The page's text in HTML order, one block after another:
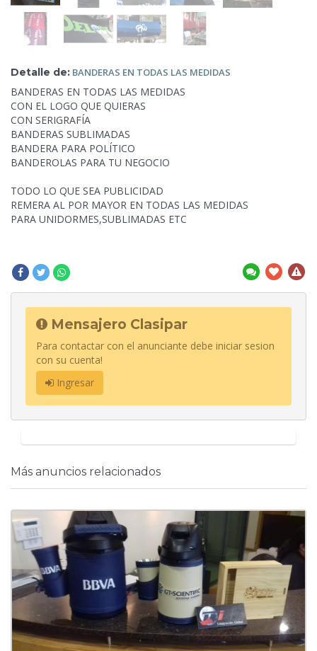
Detalle de: BANDERAS EN TODAS LAS MEDIDAS
BANDERAS EN TODAS LAS MEDIDAS
CON EL LOGO QUE QUIERAS
CON SERIGRAFÍA
BANDERAS SUBLIMADAS
BANDERA PARA POLÍTICO
BANDEROLAS PARA TU NEGOCIO
TODO LO QUE SEA PUBLICIDAD
REMERA AL POR MAYOR EN TODAS LAS MEDIDAS
PARA UNIDORMES,SUBLIMADAS ETC
Mensajero Clasipar
Para contactar con el anunciante debe iniciar sesion
con su cuenta!
Ingresar
Más anuncios relacionados